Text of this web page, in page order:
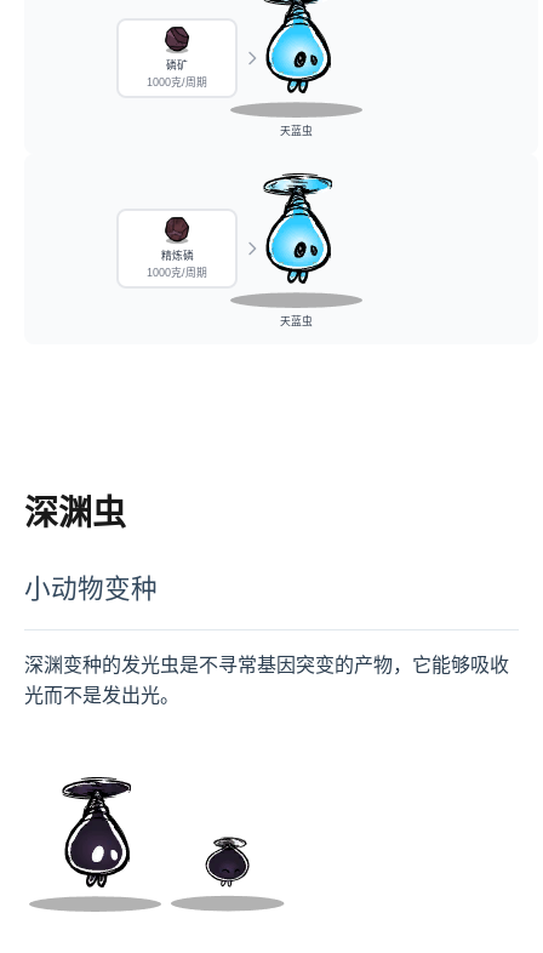
磷矿
1000克/周期
天蓝虫
精炼磷
1000克/周期
天蓝虫
深渊虫
小动物变种
深渊变种的发光虫是不寻常基因突变的产物，它能够吸收
光而不是发出光。